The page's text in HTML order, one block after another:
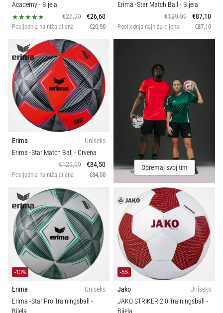
Academy- Bijela
€27,99
€26,60
Posljednja najniža cijena €20,90
Erima -Star Match Ball - Bijela
€129,99
€87,10
Posljednja najniža cijena €87,10
Erima
Uniseks
Erima -Star Match Ball - Crvena
€129,99
€84,50
Posljednja najniža cijena €84,50
Opremaj svoj tim
-13%
Erima
Uniseks
Erima -Star Pro Trainingsball -
Bijela
-5%
Jako
Uniseks
JAKO STRIKER 2.0 Trainingsball -
Bijela